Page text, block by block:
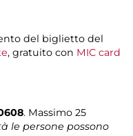
del biglietto del
, gratuito con MIC card
. Massimo 25
le persone possono